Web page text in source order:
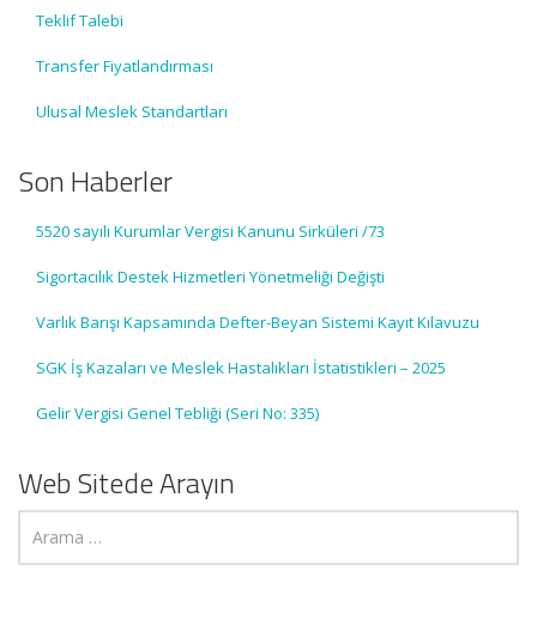
Teklif Talebi
Transfer Fiyatlandırması
Ulusal Meslek Standartları
Son Haberler
5520 sayılı Kurumlar Vergisi Kanunu Sirküleri /73
Sigortacılık Destek Hizmetleri Yönetmeliği Değişti
Varlık Barışı Kapsamında Defter-Beyan Sistemi Kayıt Kılavuzu
SGK İş Kazaları ve Meslek Hastalıkları İstatistikleri – 2025
Gelir Vergisi Genel Tebliği (Seri No: 335)
Web Sitede Arayın